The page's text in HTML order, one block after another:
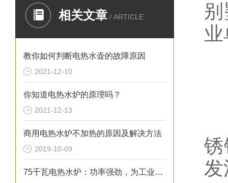
相关文章 / ARTICLE
教你如何判断电热水壶的故障原因
2021-12-10
你知道电热水炉的原理吗？
2021-12-13
商用电热水炉不加热的原因及解决方法
2019-10-09
75千瓦电热水炉：功率强劲，为工业生产提供稳定热水源！